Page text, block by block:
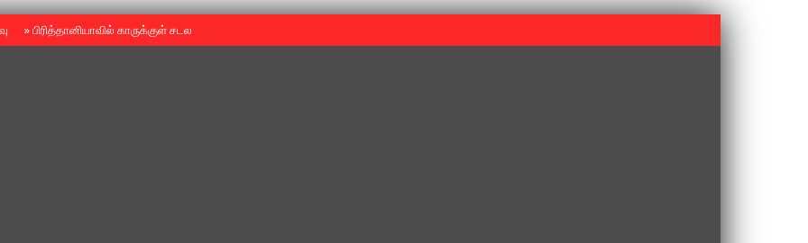
»பிரித்தானியாவில் காருக்குள் சடலம் -தமிழருடையதா ?